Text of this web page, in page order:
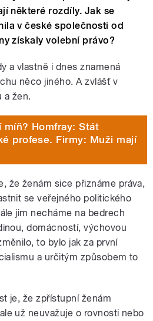
některé rozdíly. Jak se
v české společnosti od
získaly volební právo?
a vlastně i dnes znamená
něco jiného. A zvlášť v
a žen.
míň? Homfray: Stát
profese. Firmy: Muži mají
že ženám sice přiznáme práva,
se veřejného politického
jim necháme na bedrech
domácností, výchovou
to bylo jak za první
a určitým způsobem to
je, že zpřístupní ženám
už neuvažuje o rovnosti nebo